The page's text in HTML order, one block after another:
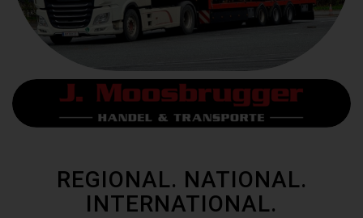
REGIONAL. NATIONAL.
INTERNATIONAL.